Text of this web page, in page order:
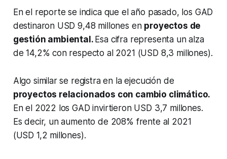
En el reporte se indica que el año pasado, los GAD
destinaron USD 9,48 millones en proyectos de
gestión ambiental. Esa cifra representa un alza
de 14,2% con respecto al 2021 (USD 8,3 millones).
Algo similar se registra en la ejecución de
proyectos relacionados con cambio climático.
En el 2022 los GAD invirtieron USD 3,7 millones.
Es decir, un aumento de 208% frente al 2021
(USD 1,2 millones).